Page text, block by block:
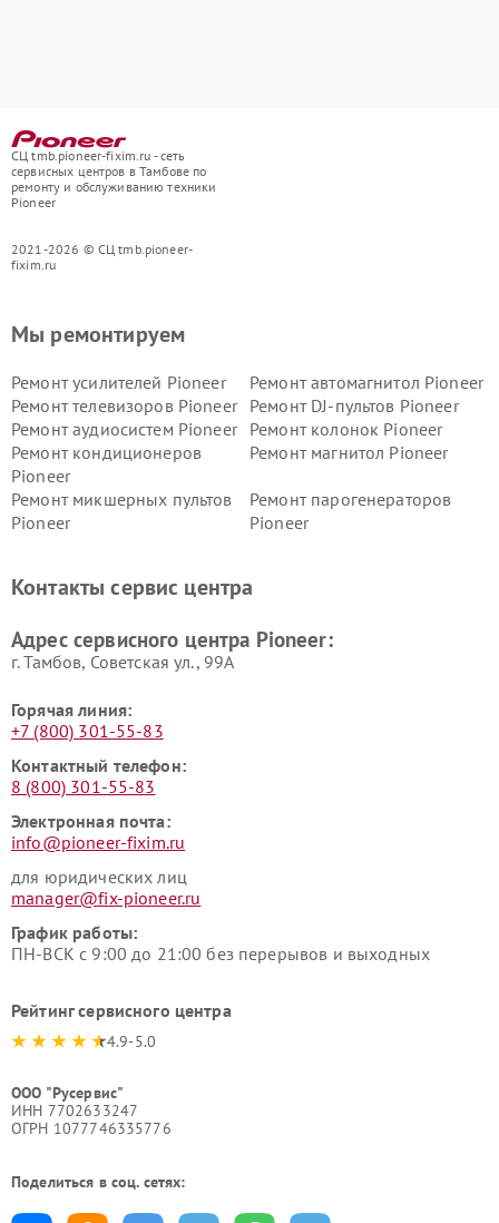
СЦ tmb.pioneer-fixim.ru - сеть
сервисных центров в Тамбове по
ремонту и обслуживанию техники
Pioneer
2021-2026 © СЦ tmb.pioneer-
fixim.ru
Мы ремонтируем
Ремонт усилителей Pioneer
Ремонт автомагнитол Pioneer
Ремонт телевизоров Pioneer
Ремонт DJ-пультов Pioneer
Ремонт аудиосистем Pioneer
Ремонт колонок Pioneer
Ремонт кондиционеров
Pioneer
Ремонт магнитол Pioneer
Ремонт микшерных пультов
Pioneer
Ремонт парогенераторов
Pioneer
Контакты сервис центра
Адрес сервисного центра Pioneer:
г. Тамбов, Советская ул., 99А
Горячая линия:
+7 (800) 301-55-83
Контактный телефон:
8 (800) 301-55-83
Электронная почта:
info@pioneer-fixim.ru
для юридических лиц
manager@fix-pioneer.ru
График работы:
ПН-ВСК с 9:00 до 21:00 без перерывов и выходных
Рейтинг сервисного центра
4.9-5.0
ООО "Русервис"
ИНН 7702633247
ОГРН 1077746335776
Поделиться в соц. сетях: